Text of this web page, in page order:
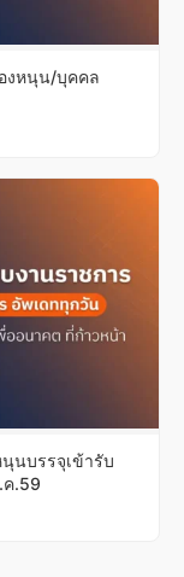
งหนุน/บุคคล
นบรรจุเข้ารับ
ค.59